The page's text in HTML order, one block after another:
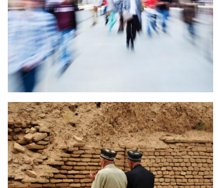
TIDAK ADA PERANTARA ANTARA
HAMBA DENGAN ALLAH